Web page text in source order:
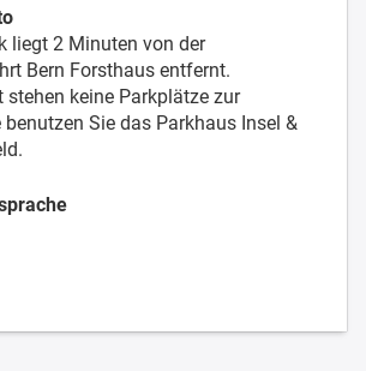
liegt 2 Minuten von der
Bern Forsthaus entfernt.
stehen keine Parkplätze zur
Sie das Parkhaus Insel &